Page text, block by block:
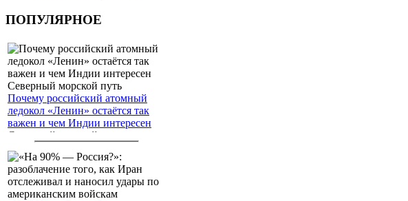
ПОПУЛЯРНОЕ
Почему российский атомный
ледокол «Ленин» остаётся так
важен и чем Индии интересен
Северный морской путь